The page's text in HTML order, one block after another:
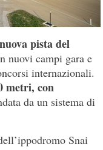
pista del
nuovi campi gara e
internazionali.
metri, con
da un sistema di
Snai